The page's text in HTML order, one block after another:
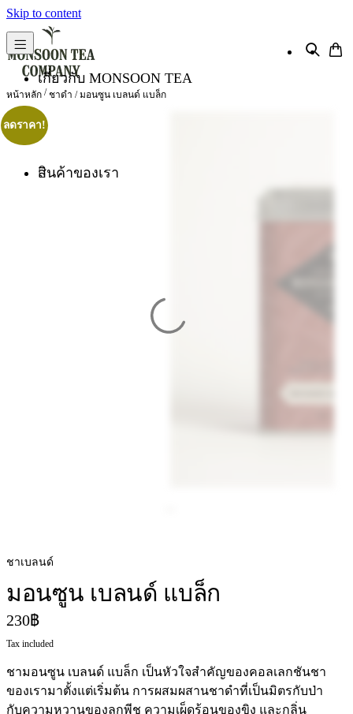
Skip to content
เกี่ยวกับ MONSOON TEA
สินค้าของเรา
หน้าหลัก /ชาดำ / มอนซูน เบลนด์ แบล็ก
ลดราคา!
ชาเบลนด์
มอนซูน เบลนด์ แบล็ก
230฿
Tax included
ชามอนซูน เบลนด์ แบล็ก เป็นหัวใจสำคัญของคอลเลกชันชา
ของเรามาตั้งแต่เริ่มต้น การผสมผสานชาดำที่เป็นมิตรกับป่า
กับความหวานของลูกพีช ความเผ็ดร้อนของขิง และกลิ่น